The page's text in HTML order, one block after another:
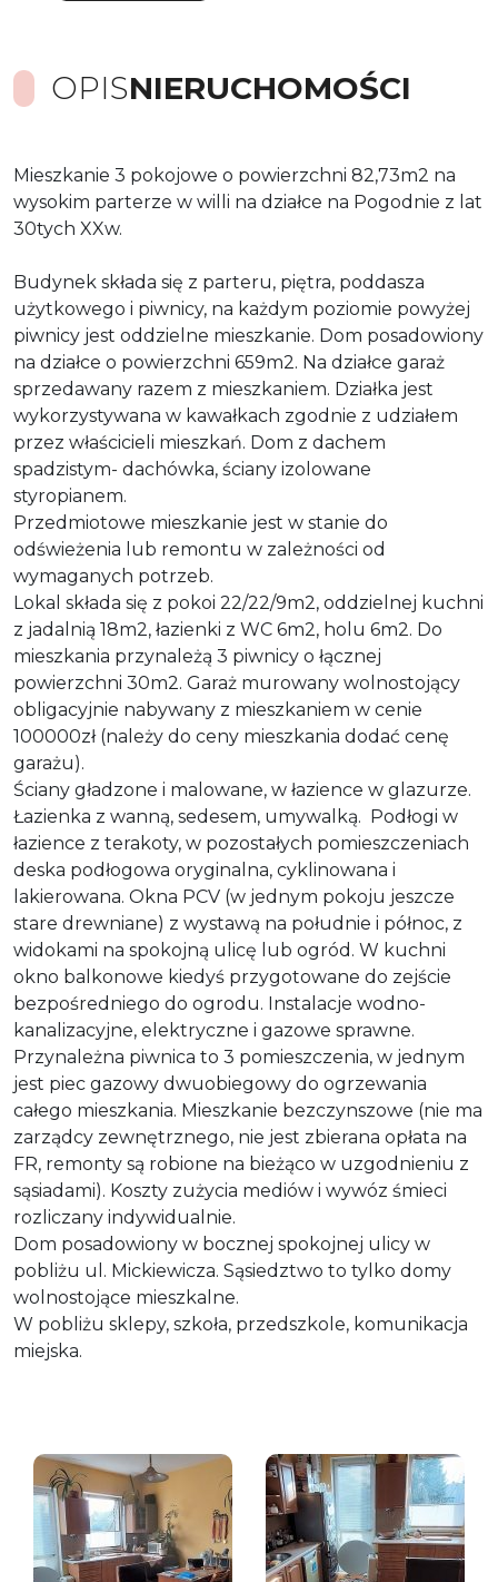
OPISNIERUCHOMOŚCI
Mieszkanie 3 pokojowe o powierzchni 82,73m2 na
wysokim parterze w willi na działce na Pogodnie z lat
30tych XXw.
Budynek składa się z parteru, piętra, poddasza
użytkowego i piwnicy, na każdym poziomie powyżej
piwnicy jest oddzielne mieszkanie. Dom posadowiony
na działce o powierzchni 659m2. Na działce garaż
sprzedawany razem z mieszkaniem. Działka jest
wykorzystywana w kawałkach zgodnie z udziałem
przez właścicieli mieszkań. Dom z dachem
spadzistym- dachówka, ściany izolowane
styropianem.
Przedmiotowe mieszkanie jest w stanie do
odświeżenia lub remontu w zależności od
wymaganych potrzeb.
Lokal składa się z pokoi 22/22/9m2, oddzielnej kuchni
z jadalnią 18m2, łazienki z WC 6m2, holu 6m2. Do
mieszkania przynależą 3 piwnicy o łącznej
powierzchni 30m2. Garaż murowany wolnostojący
obligacyjnie nabywany z mieszkaniem w cenie
100000zł (należy do ceny mieszkania dodać cenę
garażu).
Ściany gładzone i malowane, w łazience w glazurze.
Łazienka z wanną, sedesem, umywalką. Podłogi w
łazience z terakoty, w pozostałych pomieszczeniach
deska podłogowa oryginalna, cyklinowana i
lakierowana. Okna PCV (w jednym pokoju jeszcze
stare drewniane) z wystawą na południe i północ, z
widokami na spokojną ulicę lub ogród. W kuchni
okno balkonowe kiedyś przygotowane do zejście
bezpośredniego do ogrodu. Instalacje wodno-
kanalizacyjne, elektryczne i gazowe sprawne.
Przynależna piwnica to 3 pomieszczenia, w jednym
jest piec gazowy dwuobiegowy do ogrzewania
całego mieszkania. Mieszkanie bezczynszowe (nie ma
zarządcy zewnętrznego, nie jest zbierana opłata na
FR, remonty są robione na bieżąco w uzgodnieniu z
sąsiadami). Koszty zużycia mediów i wywóz śmieci
rozliczany indywidualnie.
Dom posadowiony w bocznej spokojnej ulicy w
pobliżu ul. Mickiewicza. Sąsiedztwo to tylko domy
wolnostojące mieszkalne.
W pobliżu sklepy, szkoła, przedszkole, komunikacja
miejska.